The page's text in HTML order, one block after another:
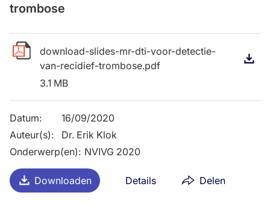
Downloaden Details Delen
trombose
download-slides-mr-dti-voor-detectie-
van-recidief-trombose.pdf
3.1 MB
Datum:
16/09/2020
Auteur(s):
Dr. Erik Klok
Onderwerp(en): NVIVG 2020